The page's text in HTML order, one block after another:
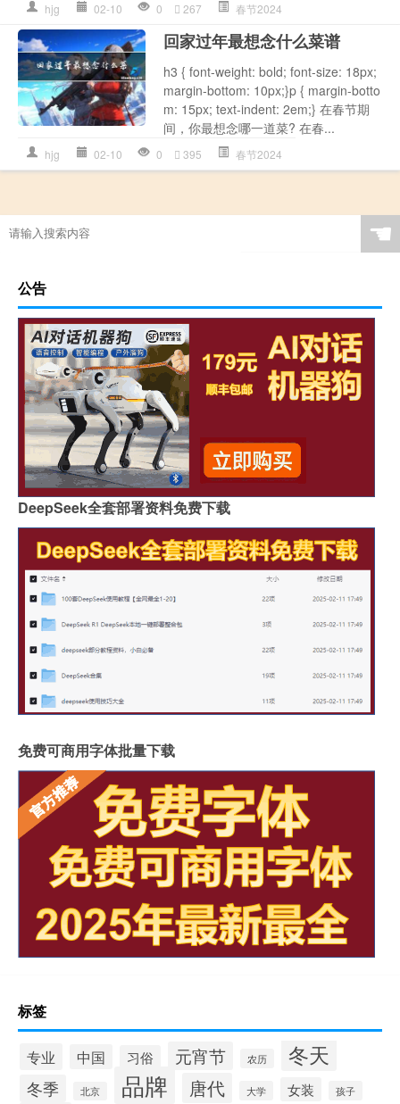
hjg 02-10 0 267 春节2024
回家过年最想念什么菜谱
h3 { font-weight: bold; font-size: 18px;
margin-bottom: 10px;}p { margin-botto
m: 15px; text-indent: 2em;} 在春节期
间，你最想念哪一道菜? 在春...
hjg 02-10 0 395 春节2024
☚
公告
DeepSeek全套部署资料免费下载
免费可商用字体批量下载
标签
专业 中国 习俗 元宵节 农历 冬天
冬季 北京 品牌 唐代 大学 女装 孩子